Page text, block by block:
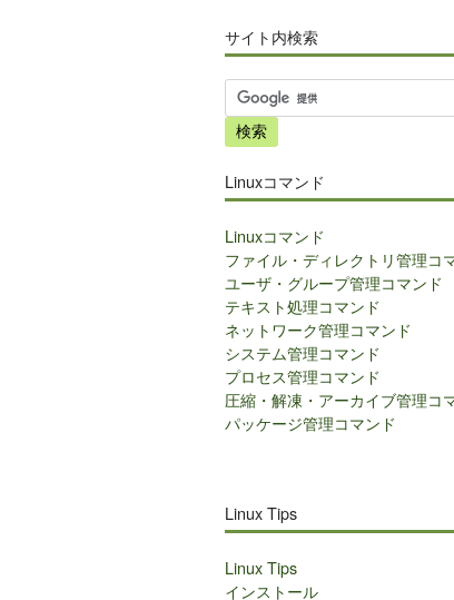
サイト内検索
サ
イ
ト
検
索
Linuxコマンド
Linuxコマンド
ファイル・ディレクトリ管理コ
ユーザ・グループ管理コマンド
テキスト処理コマンド
ネットワーク管理コマンド
システム管理コマンド
プロセス管理コマンド
圧縮・解凍・アーカイブ管理コ
パッケージ管理コマンド
Linux Tips
Linux Tips
インストール